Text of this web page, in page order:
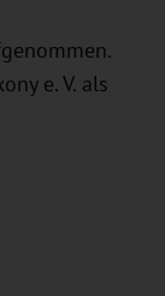
e. V. als